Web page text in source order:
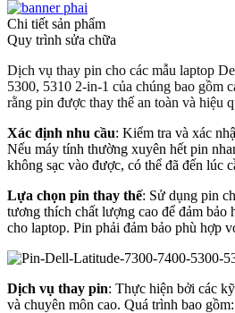
Chi tiết sản phẩm
Quy trình sửa chữa
Dịch vụ thay pin cho các mẫu laptop
5300, 5310 2-in-1 của chúng bao gồm
rằng pin được thay thế an toàn và hiệu
Xác định nhu cầu: Kiểm tra và xác
Nếu máy tính thường xuyên hết pin
không sạc vào được, có thể đã đến lúc
Lựa chọn pin thay thế: Sử dụng pin
tương thích chất lượng cao để đảm bảo
cho laptop. Pin phải đảm bảo phù hợp
Dịch vụ thay pin: Thực hiện bởi các
và chuyên môn cao. Quá trình bao gồm: